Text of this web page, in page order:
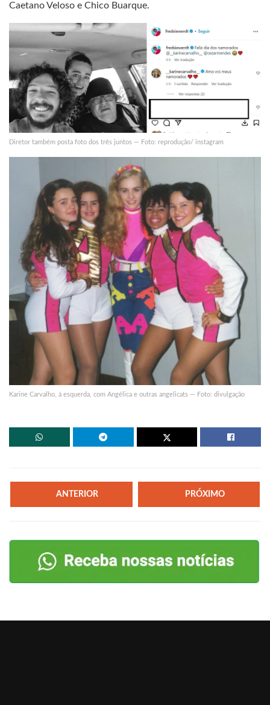
Caetano Veloso e Chico Buarque.
Diretor também posta foto dos três juntos — Foto: reprodução/ instagram
Karine Carvalho, à esquerda, com Angélica e outras angelicats — Foto: divulgação
ANTERIOR PRÓXIMO